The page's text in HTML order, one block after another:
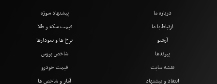
درباره ما
ارتباط با ما
آرشیو
پیوندها
نقشه سایت
انتقاد و پیشنهاد
پیشنهاد سوژه
قیمت سکه و طلا
نرخ ها و نمودارها
شاخص بورس
قیمت خودرو
آمار و شاخص ها